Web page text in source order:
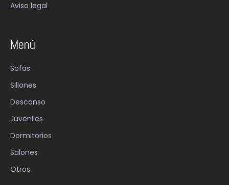
Aviso legal
Menú
Sofás
Sillones
Descanso
Juveniles
Dormitorios
Salones
Otros